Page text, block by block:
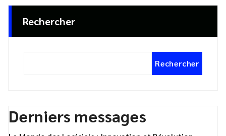
Rechercher
Rechercher
Derniers messages